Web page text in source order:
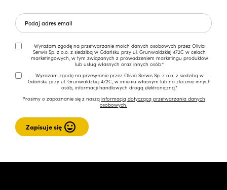
Wyrażam zgodę na przetwarzanie moich danych osobowych przez Olivia
Serwis Sp. z o.o. z siedzibą w Gdańsku przy ul. Grunwaldzkiej 472C w celach
marketingowych, w tym związanych z prowadzeniem marketingu produktów
lub usług własnych oraz innych osób.*
Wyrażam zgodę na przesyłanie przez Olivia Serwis Sp. z o.o. z siedzibą w
Gdańsku przy ul. Grunwaldzkiej 472C, w imieniu własnym lub na zlecenie innych
osób, informacji handlowych drogą elektroniczną.*
Prosimy o zapoznanie się z naszą informacją dotyczącą przetwarzania danych
osobowych.